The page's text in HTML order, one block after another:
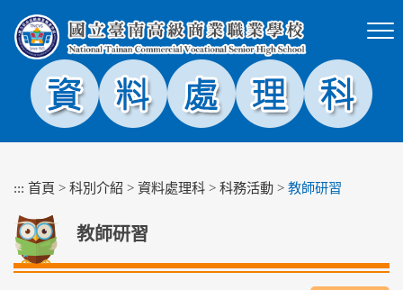
塊
::: 首頁 > 科別介紹 > 資料處理科 > 科務活動 > 教師研習
教師研習